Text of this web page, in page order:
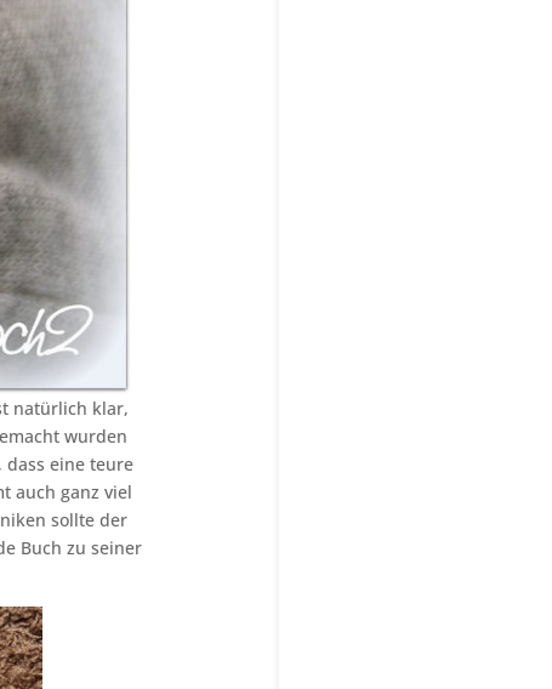
natürlich klar,
wurden
dass eine teure
auch ganz viel
sollte der
Buch zu seiner